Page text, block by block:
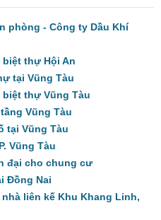
phòng - Công ty Dầu Khí
thự Hội An
tại Vũng Tàu
thự Vũng Tàu
Vũng Tàu
tại Vũng Tàu
Vũng Tàu
đại cho chung cư
Đồng Nai
liên kế Khu Khang Linh,